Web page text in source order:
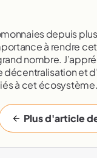
depuis
à rendre
nombre.
et
à cet
Plus d'article